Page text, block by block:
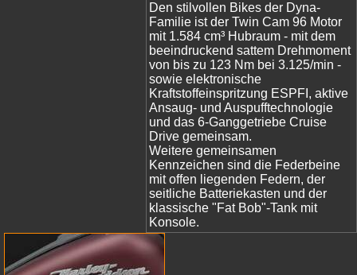
Den stilvollen Bikes der Dyna-
Familie ist der Twin Cam 96 Motor
mit 1.584 cm³ Hubraum - mit dem
beeindruckend sattem Drehmoment
von bis zu 123 Nm bei 3.125/min -
sowie elektronische
Kraftstoffeinspritzung ESPFI, aktive
Ansaug- und Auspufftechnologie
und das 6-Ganggetriebe Cruise
Drive gemeinsam.
Weitere gemeinsamen
Kennzeichen sind die Federbeine
mit offen liegenden Federn, der
seitliche Batteriekasten und der
klassische "Fat Bob"-Tank mit
Konsole.